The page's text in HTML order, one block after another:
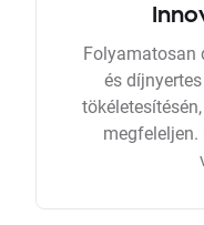
Folyamatosan
és